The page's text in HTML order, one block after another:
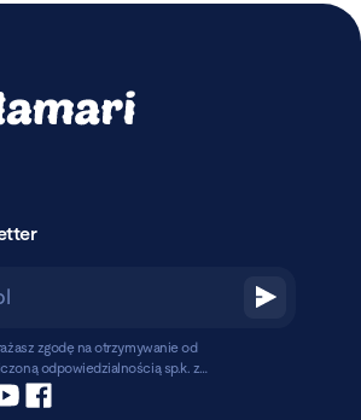
zgodę na otrzymywanie od
odpowiedzialnością sp.k. z
2/31, 00-020 Warszawa,
elektroniczną.